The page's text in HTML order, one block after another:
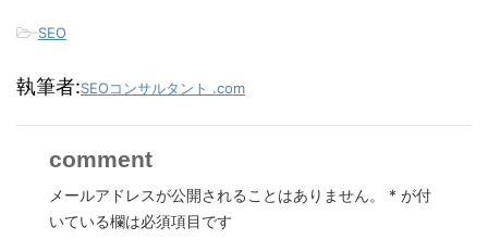
-SEO
執筆者:SEOコンサルタント .com
comment
メールアドレスが公開されることはありません。 * が付
いている欄は必須項目です